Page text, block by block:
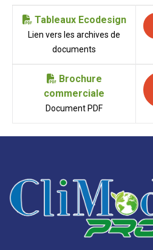
Tableaux Ecodesign
Lien vers les archives de
documents
Brochure
commerciale
Document PDF